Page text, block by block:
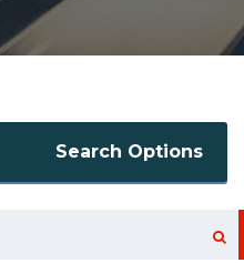
Search Options